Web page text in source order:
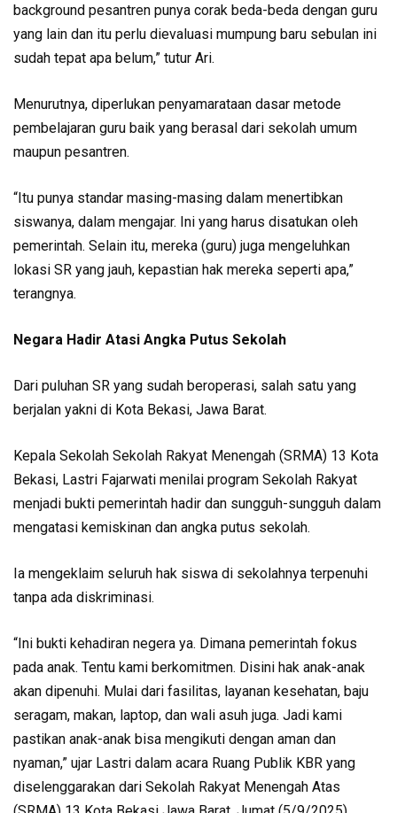
background pesantren punya corak beda-beda dengan guru
yang lain dan itu perlu dievaluasi mumpung baru sebulan ini
sudah tepat apa belum,” tutur Ari.
Menurutnya, diperlukan penyamarataan dasar metode
pembelajaran guru baik yang berasal dari sekolah umum
maupun pesantren.
“Itu punya standar masing-masing dalam menertibkan
siswanya, dalam mengajar. Ini yang harus disatukan oleh
pemerintah. Selain itu, mereka (guru) juga mengeluhkan
lokasi SR yang jauh, kepastian hak mereka seperti apa,”
terangnya.
Negara Hadir Atasi Angka Putus Sekolah
Dari puluhan SR yang sudah beroperasi, salah satu yang
berjalan yakni di Kota Bekasi, Jawa Barat.
Kepala Sekolah Sekolah Rakyat Menengah (SRMA) 13 Kota
Bekasi, Lastri Fajarwati menilai program Sekolah Rakyat
menjadi bukti pemerintah hadir dan sungguh-sungguh dalam
mengatasi kemiskinan dan angka putus sekolah.
Ia mengeklaim seluruh hak siswa di sekolahnya terpenuhi
tanpa ada diskriminasi.
“Ini bukti kehadiran negera ya. Dimana pemerintah fokus
pada anak. Tentu kami berkomitmen. Disini hak anak-anak
akan dipenuhi. Mulai dari fasilitas, layanan kesehatan, baju
seragam, makan, laptop, dan wali asuh juga. Jadi kami
pastikan anak-anak bisa mengikuti dengan aman dan
nyaman,” ujar Lastri dalam acara Ruang Publik KBR yang
diselenggarakan dari Sekolah Rakyat Menengah Atas